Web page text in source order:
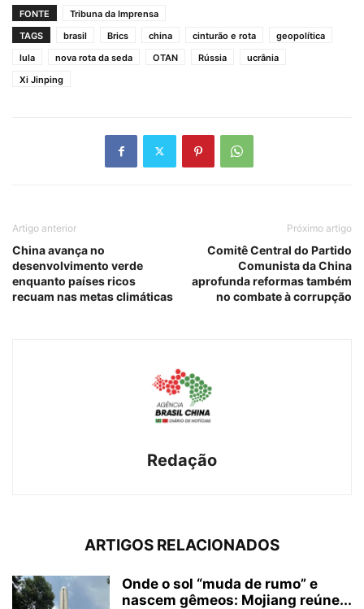
FONTE
Tribuna da Imprensa
TAGS
brasil Brics china cinturão e rota
geopolítica
lula
nova rota da seda OTAN Rússia
ucrânia
Xi Jinping
Artigo anterior
China avança no
desenvolvimento verde
enquanto países ricos
recuam nas metas climáticas
Próximo artigo
Comitê Central do Partido
Comunista da China
aprofunda reformas também
no combate à corrupção
Redação
ARTIGOS RELACIONADOS
Onde o sol “muda de rumo” e
nascem gêmeos: Mojiang reúne...